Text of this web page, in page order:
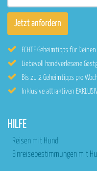
ECHTE Geheimtipps für
Liebevoll handverlesene
Bis zu 2 Geheimtipps pro
Inklusive attraktiven
HILFE
Reisen mit Hund
Einreisebestimmungen mit